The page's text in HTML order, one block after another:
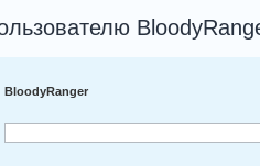
BloodyRanger